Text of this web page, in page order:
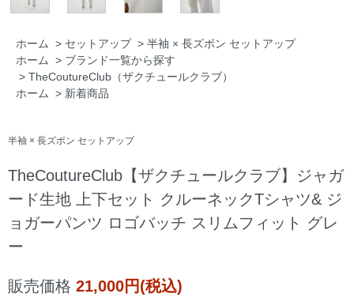
ホーム > セットアップ > 半袖 × 長ズボン セットアップ
ホーム > ブランド一覧から探す
> TheCoutureClub（ザクチュールクラブ）
ホーム > 新着商品
半袖 × 長ズボン セットアップ
TheCoutureClub【ザクチュールクラブ】ジャガ
ード生地 上下セット クルーネックTシャツ& ジ
ョガーパンツ ロゴバッチ スリムフィット グレ
ー
販売価格 21,000円(税込)